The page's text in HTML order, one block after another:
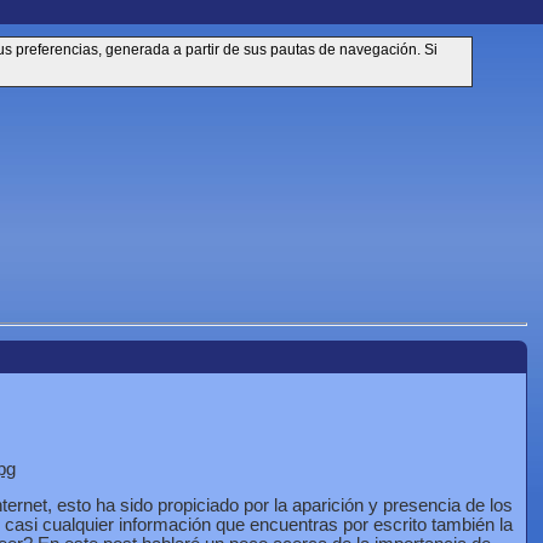
preferencias, generada a partir de sus pautas de navegación. Si
esto ha sido propiciado por la aparición y presencia de los
cualquier información que encuentras por escrito también la